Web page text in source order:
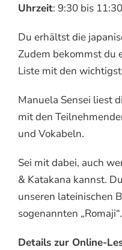
Uhrzeit: 9:30 bis
Du erhältst die
Zudem bekommst du
Liste mit den
Manuela Sensei liest
mit den
und Vokabeln.
Sei mit dabei, auch
& Katakana kannst.
unseren lateinischen
sogenannten „Romaji“.
Details zur Online-